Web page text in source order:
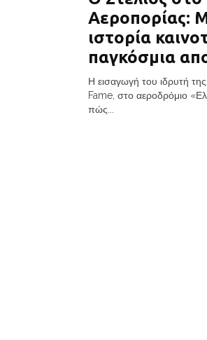
Αεροπορίας:
ιστορία
παγκόσμια
Η εισαγωγή του ιδρυτή
Fame, στο αεροδρόμιο
πώς...